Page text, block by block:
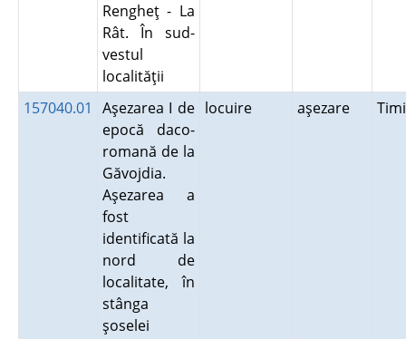
Rengheţ - La
Rât. În sud-
vestul
localităţii
157040.01
Aşezarea I de
epocă daco-
romană de la
Găvojdia.
Aşezarea a
fost
identificată la
nord de
localitate, în
stânga
şoselei
locuire aşezare